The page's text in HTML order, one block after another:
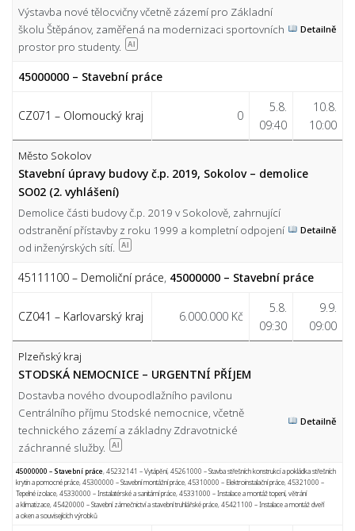
Výstavba nové tělocvičny včetně zázemí pro Základní
školu Štěpánov, zaměřená na modernizaci sportovních
prostor pro studenty.
AI
Detailně
45000000 – Stavební práce
CZ071 – Olomoucký kraj 0
5.8.
09:40
10.8.
10:00
Město Sokolov
Stavební úpravy budovy č.p. 2019, Sokolov – demolice
SO02 (2. vyhlášení)
Demolice části budovy č.p. 2019 v Sokolově, zahrnující
odstranění přístavby z roku 1999 a kompletní odpojení
od inženýrských sítí.
AI
Detailně
45111100 – Demoliční práce, 45000000 – Stavební práce
CZ041 – Karlovarský kraj 6.000.000 Kč
5.8.
09:30
9.9.
09:00
Plzeňský kraj
STODSKÁ NEMOCNICE – URGENTNÍ PŘÍJEM
Dostavba nového dvoupodlažního pavilonu
Centrálního příjmu Stodské nemocnice, včetně
technického zázemí a základny Zdravotnické
záchranné služby.
AI
Detailně
45000000 – Stavební práce,45232141 – Vytápění,45261000 – Stavba střešních konstrukcí a pokládka střešních
krytin a pomocné práce,45300000 – Stavební montážní práce,45310000 – Elektroinstalační práce,45321000 –
Tepelné izolace,45330000 – Instalatérské a sanitární práce,45331000 – Instalace a montáž topení, větrání
a klimatizace,45420000 – Stavební zámečnictví a stavební truhlářské práce,45421100 – Instalace a montáž dveří
a oken a souvisejících výrobků